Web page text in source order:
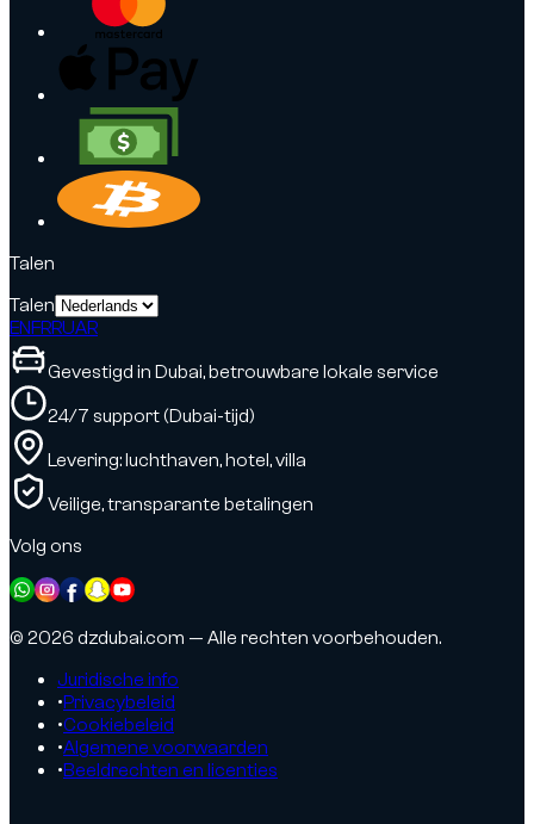
Talen
Talen
ENFRRUAR
Gevestigd in Dubai, betrouwbare lokale service
24/7 support (Dubai-tijd)
Levering: luchthaven, hotel, villa
Veilige, transparante betalingen
Volg ons
© 2026 dzdubai.com — Alle rechten voorbehouden.
Juridische info
•Privacybeleid
•Cookiebeleid
•Algemene voorwaarden
•Beeldrechten en licenties